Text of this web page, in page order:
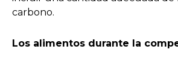
carbono.
Los alimentos durante la